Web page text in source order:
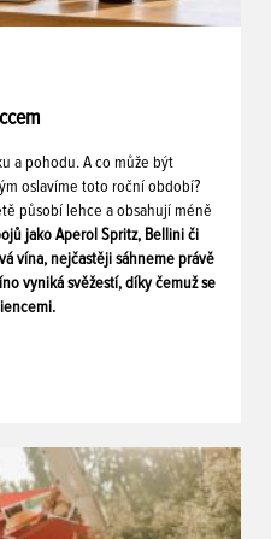
a pohodu. A co může být
oslavíme toto roční období?
působí lehce a obsahují méně
jako Aperol Spritz, Bellini či
vína, nejčastěji sáhneme právě
vyniká svěžestí, díky čemuž se